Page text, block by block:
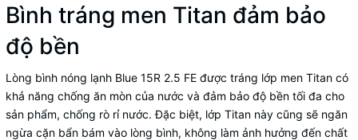
Bình tráng men Titan đảm bảo
độ bền
Lòng bình nóng lạnh Blue 15R 2.5 FE được tráng lớp men Titan có
khả năng chống ăn mòn của nước và đảm bảo độ bền tối đa cho
sản phẩm, chống rò rỉ nước. Đặc biệt, lớp Titan này cũng sẽ ngăn
ngừa cặn bẩn bám vào lòng bình, không làm ảnh hưởng đến chất